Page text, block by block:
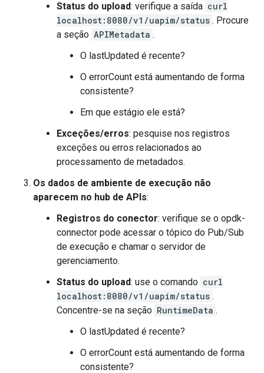
Status do upload: verifique a saída curl
localhost:8080/v1/uapim/status . Procure
a seção APIMetadata .
O lastUpdated é recente?
O errorCount está aumentando de forma
consistente?
Em que estágio ele está?
Exceções/erros: pesquise nos registros
exceções ou erros relacionados ao
processamento de metadados.
Os dados de ambiente de execução não
aparecem no hub de APIs:
Registros do conector: verifique se o opdk-
connector pode acessar o tópico do Pub/Sub
de execução e chamar o servidor de
gerenciamento.
Status do upload: use o comando curl
localhost:8080/v1/uapim/status .
Concentre-se na seção RuntimeData .
O lastUpdated é recente?
O errorCount está aumentando de forma
consistente?